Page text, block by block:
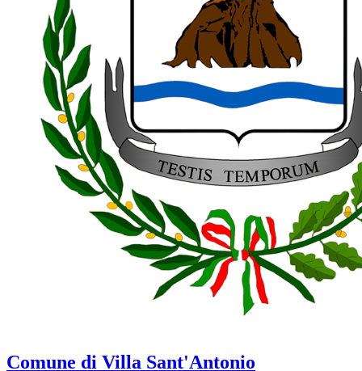
Comune di Villa Sant'Antonio